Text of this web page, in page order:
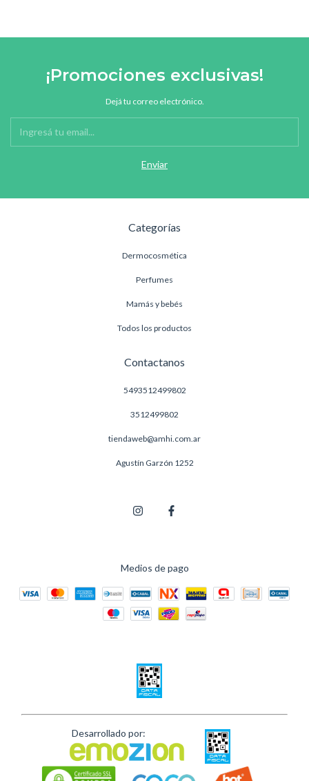
¡Promociones exclusivas!
Dejá tu correo electrónico.
Categorías
Dermocosmética
Perfumes
Mamás y bebés
Todos los productos
Contactanos
5493512499802
3512499802
tiendaweb@amhi.com.ar
Agustín Garzón 1252
Medios de pago
Desarrollado por: